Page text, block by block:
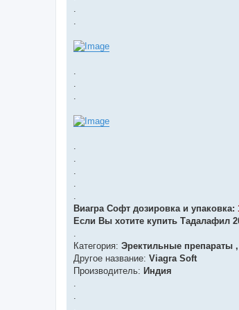
Виагра Софт дозировка и упаковка:
Если Вы хотите купить Тадалафил
Категория: Эректильные препараты
Другое название: Viagra Soft
Производитель: Индия